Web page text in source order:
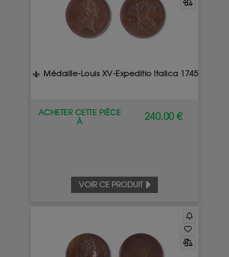
Médaille-Louis XV-Expeditio Italica 1745
ACHETER CETTE PIÈCE
À
240.00 €
VOIR CE PRODUIT